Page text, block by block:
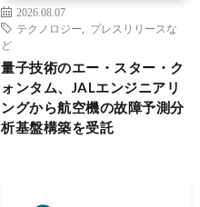
2026.08.07
テクノロジー
プレスリリースな
ど
量子技術のエー・スター・ク
ォンタム、JALエンジニアリ
ングから航空機の故障予測分
析基盤構築を受託